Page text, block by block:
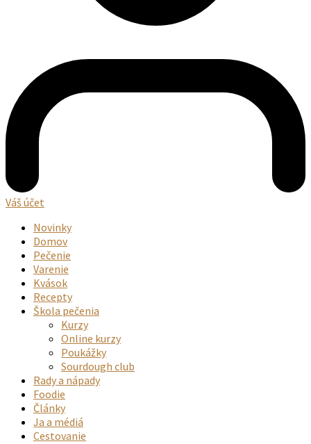
Váš účet
Novinky
Domov
Pečenie
Varenie
Kvások
Recepty
Škola pečenia
Kurzy
Online kurzy
Poukážky
Sourdough club
Rady a nápady
Foodie
Články
Ja a médiá
Cestovanie